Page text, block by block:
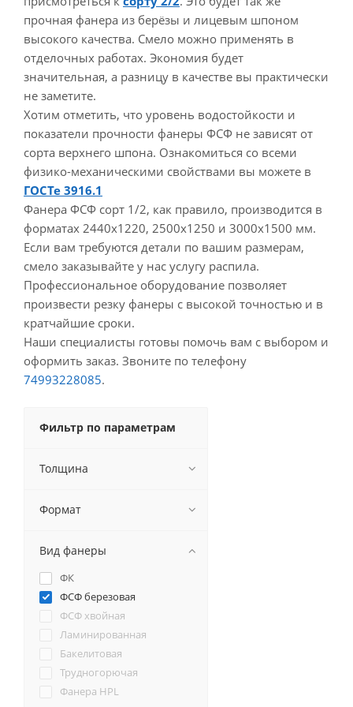
прочная фанера из берёзы и лицевым шпоном
высокого качества. Смело можно применять в
отделочных работах. Экономия будет
значительная, а разницу в качестве вы практически
не заметите.
Хотим отметить, что уровень водостойкости и
показатели прочности фанеры ФСФ не зависят от
сорта верхнего шпона. Ознакомиться со всеми
физико-механическими свойствами вы можете в
ГОСТе 3916.1
Фанера ФСФ сорт 1/2, как правило, производится в
форматах 2440х1220, 2500х1250 и 3000х1500 мм.
Если вам требуются детали по вашим размерам,
смело заказывайте у нас услугу распила.
Профессиональное оборудование позволяет
произвести резку фанеры с высокой точностью и в
кратчайшие сроки.
Наши специалисты готовы помочь вам с выбором и
оформить заказ. Звоните по телефону
74993228085.
Фильтр по параметрам
Толщина
Формат
Вид фанеры
ФК
ФСФ березовая
ФСФ хвойная
Ламинированная
Бакелитовая
Трудногорючая
Фанера HPL